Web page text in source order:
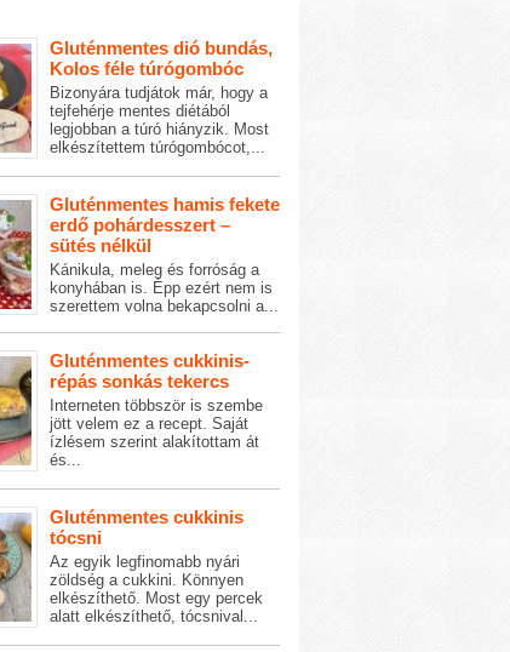
Gluténmentes dió bundás,
Kolos féle túrógombóc
Bizonyára tudjátok már, hogy a
tejfehérje mentes diétából
legjobban a túró hiányzik. Most
elkészítettem túrógombócot,...
Gluténmentes hamis fekete
erdő pohárdesszert –
sütés nélkül
Kánikula, meleg és forróság a
konyhában is. Épp ezért nem is
szerettem volna bekapcsolni a...
Gluténmentes cukkinis-
répás sonkás tekercs
Interneten többször is szembe
jött velem ez a recept. Saját
ízlésem szerint alakítottam át
és...
Gluténmentes cukkinis
tócsni
Az egyik legfinomabb nyári
zöldség a cukkini. Könnyen
elkészíthető. Most egy percek
alatt elkészíthető, tócsnival...